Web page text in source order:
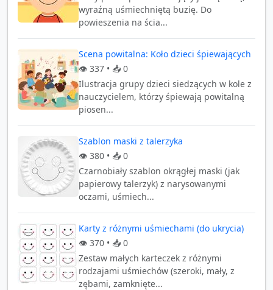
wyraźną uśmiechniętą buzię. Do
powieszenia na ścia...
Scena powitalna: Koło dzieci śpiewających
👁️ 337 • 📥 0
Ilustracja grupy dzieci siedzących w kole z
nauczycielem, którzy śpiewają powitalną
piosen...
Szablon maski z talerzyka
👁️ 380 • 📥 0
Czarnobiały szablon okrągłej maski (jak
papierowy talerzyk) z narysowanymi
oczami, uśmiech...
Karty z różnymi uśmiechami (do ukrycia)
👁️ 370 • 📥 0
Zestaw małych karteczek z różnymi
rodzajami uśmiechów (szeroki, mały, z
zębami, zamknięte...